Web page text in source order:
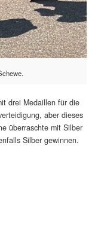
drei Medaillen für die
aber dieses
überraschte mit Silber
Silber gewinnen.